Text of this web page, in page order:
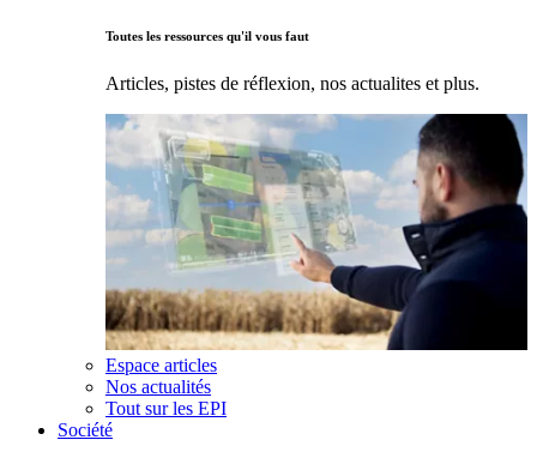
Toutes les ressources qu'il vous faut
Articles, pistes de réflexion, nos actualites et plus.
Espace articles
Nos actualités
Tout sur les EPI
Société